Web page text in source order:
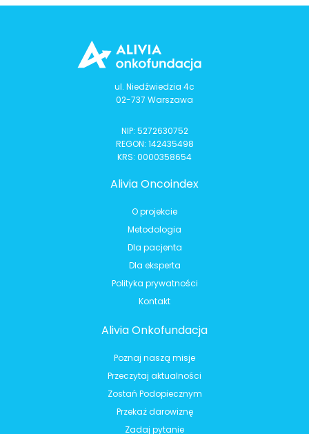
ul. Niedźwiedzia 4c
02-737 Warszawa
NIP: 5272630752
REGON: 142435498
KRS: 0000358654
Alivia Oncoindex
O projekcie
Metodologia
Dla pacjenta
Dla eksperta
Polityka prywatności
Kontakt
Alivia Onkofundacja
Poznaj naszą misje
Przeczytaj aktualności
Zostań Podopiecznym
Przekaż darowiznę
Zadaj pytanie